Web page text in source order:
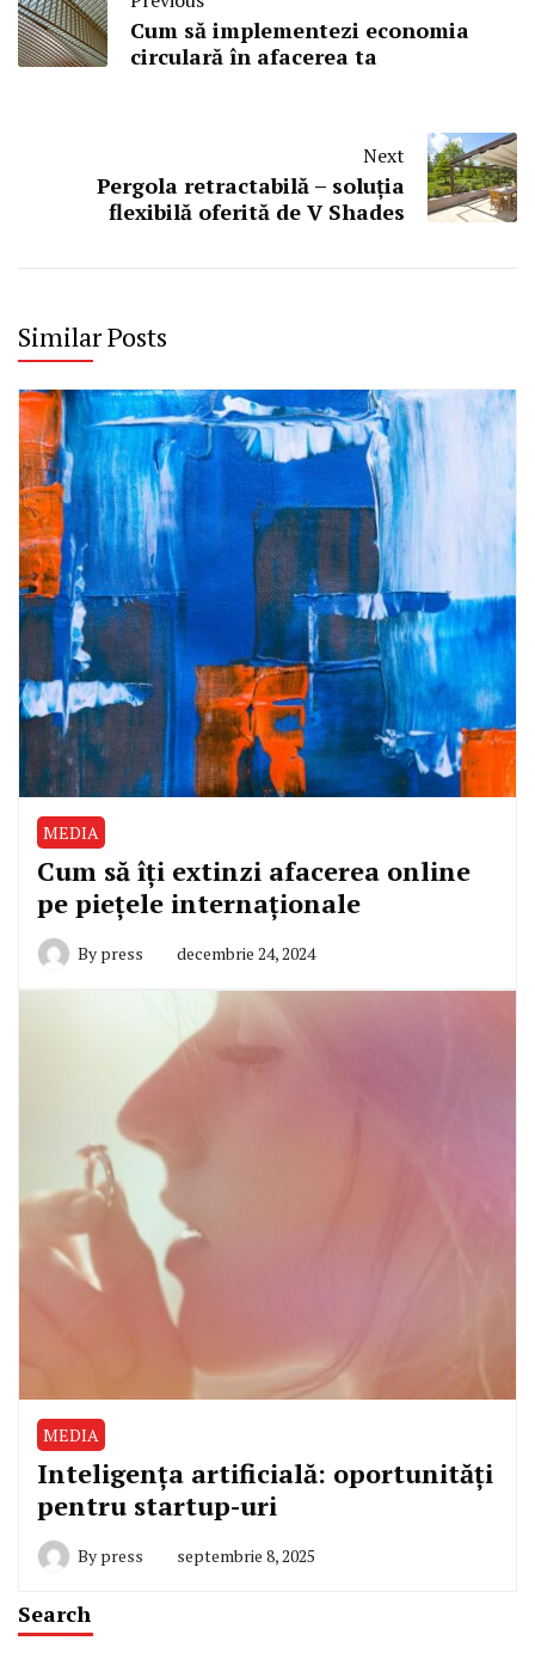
Cum să implementezi economia
circulară în afacerea ta
Next
Pergola retractabilă – soluția
flexibilă oferită de V Shades
Similar Posts
MEDIA
Cum să îți extinzi afacerea online
pe piețele internaționale
By press decembrie 24, 2024
MEDIA
Inteligența artificială: oportunități
pentru startup-uri
By press septembrie 8, 2025
Search